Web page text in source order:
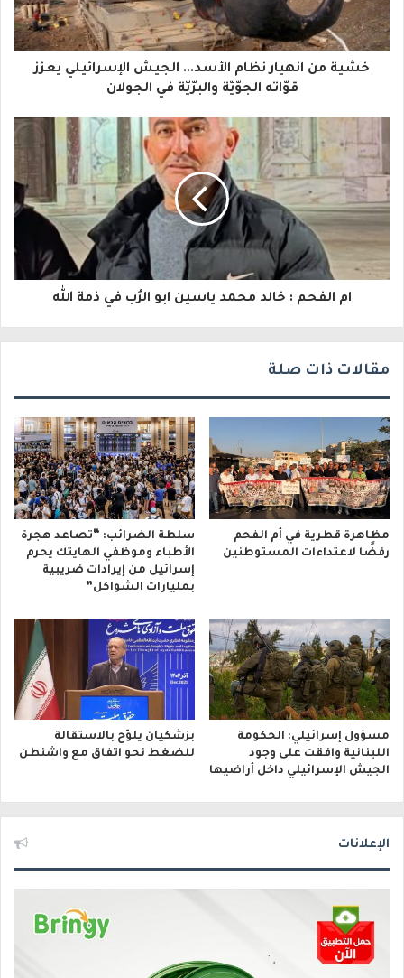
ك
ا
إ
ل
ك
ت
ر
و
خشية من انهيار نظام الأسد... الجيش الإسرائيلي يعزز
قوّاته الجوّيّة والبرّيّة في الجولان
ام الفحم : خالد محمد ياسين ابو الرُب في ذمة الله
مقالات ذات صلة
مظاهرة قطرية في أم الفحم
رفضًا لاعتداءات المستوطنين
سلطة الضرائب: “تصاعد هجرة
الأطباء وموظفي الهايتك يحرم
إسرائيل من إيرادات ضريبية
بمليارات الشواكل”
مسؤول إسرائيلي: الحكومة
اللبنانية وافقت على وجود
الجيش الإسرائيلي داخل أراضيها
بزشكيان يلوّح بالاستقالة
للضغط نحو اتفاق مع واشنطن
الإعلانات